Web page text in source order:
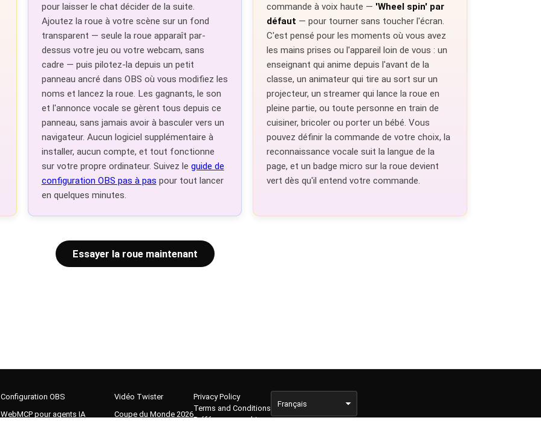
pour laisser le chat décider de la suite.
Ajoutez la roue à votre scène sur un fond
transparent — seule la roue apparaît par-
dessus votre jeu ou votre webcam, sans
cadre — puis pilotez-la depuis un petit
panneau ancré dans OBS où vous modifiez les
noms et lancez la roue. Les gagnants, le son
et l'annonce vocale se gèrent tous depuis ce
panneau, sans jamais avoir à basculer vers un
navigateur. Aucun logiciel supplémentaire à
installer, aucun compte, et tout fonctionne
sur votre propre ordinateur. Suivez le guide de
configuration OBS pas à pas pour tout lancer
en quelques minutes.
commande à voix haute — 'Wheel spin' par
défaut — pour tourner sans toucher l'écran.
C'est pensé pour les moments où vous avez
les mains prises ou l'appareil loin de vous : un
enseignant qui anime depuis l'avant de la
classe, un animateur qui tire au sort sur un
projecteur, un streamer qui lance la roue en
pleine partie, ou toute personne en train de
cuisiner, bricoler ou porter un bébé. Vous
pouvez définir la commande de votre choix, la
reconnaissance vocale suit la langue de la
page, et un badge micro sur la roue devient
vert dès qu'il entend votre commande.
Essayer la roue maintenant
Configuration OBS
WebMCP pour agents IA
Vidéo Twister
Coupe du Monde 2026
Privacy Policy
Terms and Conditions
Préférences cookies